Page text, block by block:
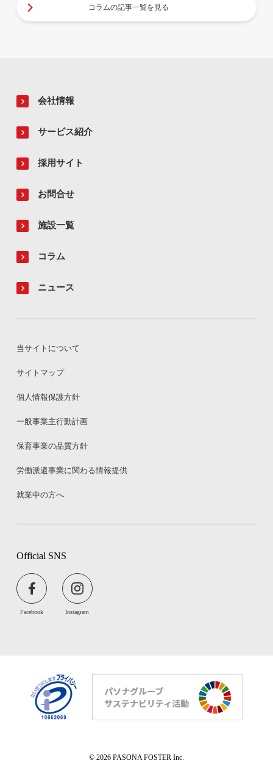
コラムの記事一覧を見る
会社情報
サービス紹介
採用サイト
お問合せ
施設一覧
コラム
ニュース
Official SNS
Facebook Instagram
当サイトについて
サイトマップ
個人情報保護方針
一般事業主行動計画
保育事業の品質方針
労働派遣事業に関わる情報提供
就業中の方へ
© 2026 PASONA FOSTER Inc.